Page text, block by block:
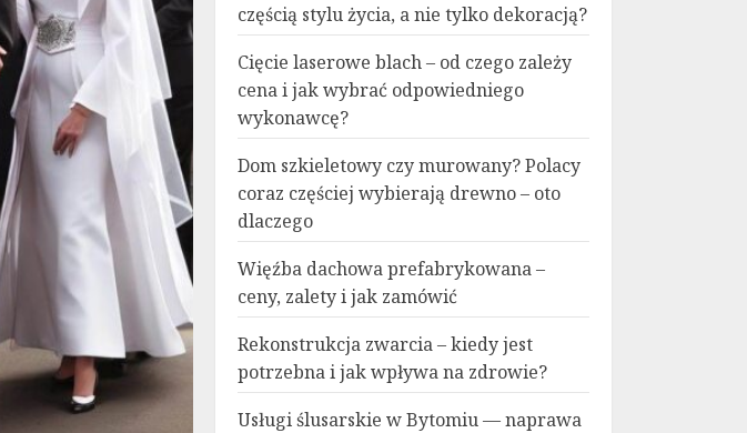
częścią stylu życia, a nie tylko dekoracją?
Cięcie laserowe blach – od czego zależy
cena i jak wybrać odpowiedniego
wykonawcę?
Dom szkieletowy czy murowany? Polacy
coraz częściej wybierają drewno – oto
dlaczego
Więźba dachowa prefabrykowana –
ceny, zalety i jak zamówić
Rekonstrukcja zwarcia – kiedy jest
potrzebna i jak wpływa na zdrowie?
Usługi ślusarskie w Bytomiu — naprawa